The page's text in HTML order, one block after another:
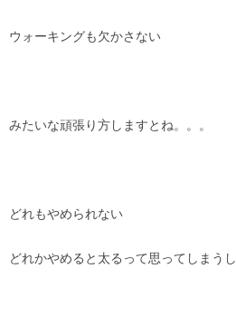
ウォーキングも欠かさない
みたいな頑張り方しますとね。。。
どれもやめられない
どれかやめると太るって思ってしまうし